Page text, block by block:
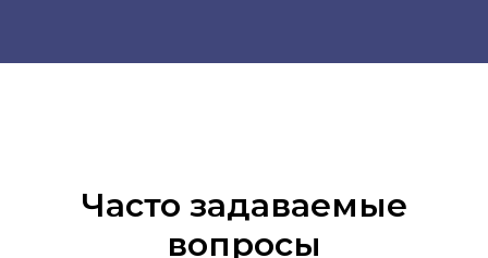
Часто задаваемые
вопросы